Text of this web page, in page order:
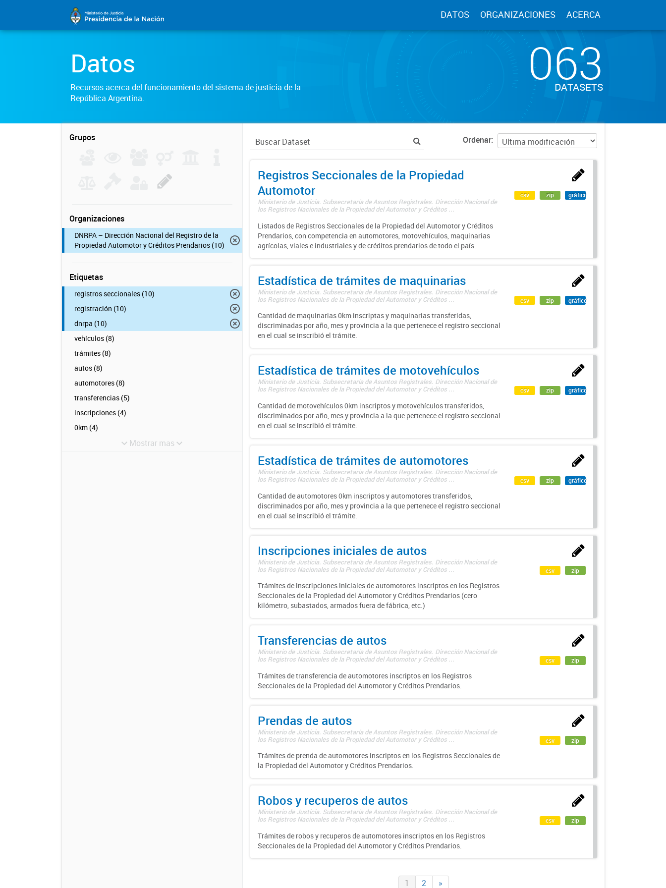
DATOS ORGANIZACIONES ACERCA
Datos
Recursos acerca del funcionamiento del sistema de justicia de la
República Argentina.
063
DATASETS
Grupos
Organizaciones
DNRPA – Dirección Nacional del Registro de la
Propiedad Automotor y Créditos Prendarios (10)
Etiquetas
registros seccionales (10)
registración (10)
dnrpa (10)
vehículos (8)
trámites (8)
autos (8)
automotores (8)
transferencias (5)
inscripciones (4)
0km (4)
Mostrar mas
Ordenar
Registros Seccionales de la Propiedad
Automotor
Ministerio de Justicia. Subsecretaría de Asuntos Registrales. Dirección Nacional de
los Registros Nacionales de la Propiedad del Automotor y Créditos ...
Listados de Registros Seccionales de la Propiedad del Automotor y Créditos
Prendarios, con competencia en automotores, motovehículos, maquinarias
agrícolas, viales e industriales y de créditos prendarios de todo el país.
csv zip gráfico
Estadística de trámites de maquinarias
Ministerio de Justicia. Subsecretaría de Asuntos Registrales. Dirección Nacional de
los Registros Nacionales de la Propiedad del Automotor y Créditos ...
Cantidad de maquinarias 0km inscriptas y maquinarias transferidas,
discriminadas por año, mes y provincia a la que pertenece el registro seccional
en el cual se inscribió el trámite.
csv zip gráfico
Estadística de trámites de motovehículos
Ministerio de Justicia. Subsecretaría de Asuntos Registrales. Dirección Nacional de
los Registros Nacionales de la Propiedad del Automotor y Créditos ...
Cantidad de motovehículos 0km inscriptos y motovehículos transferidos,
discriminados por año, mes y provincia a la que pertenece el registro seccional
en el cual se inscribió el trámite.
csv zip gráfico
Estadística de trámites de automotores
Ministerio de Justicia. Subsecretaría de Asuntos Registrales. Dirección Nacional de
los Registros Nacionales de la Propiedad del Automotor y Créditos ...
Cantidad de automotores 0km inscriptos y automotores transferidos,
discriminados por año, mes y provincia a la que pertenece el registro seccional
en el cual se inscribió el trámite.
csv zip gráfico
Inscripciones iniciales de autos
Ministerio de Justicia. Subsecretaría de Asuntos Registrales. Dirección Nacional de
los Registros Nacionales de la Propiedad del Automotor y Créditos ...
Trámites de inscripciones iniciales de automotores inscriptos en los Registros
Seccionales de la Propiedad del Automotor y Créditos Prendarios (cero
kilómetro, subastados, armados fuera de fábrica, etc.)
csv zip
Transferencias de autos
Ministerio de Justicia. Subsecretaría de Asuntos Registrales. Dirección Nacional de
los Registros Nacionales de la Propiedad del Automotor y Créditos ...
Trámites de transferencia de automotores inscriptos en los Registros
Seccionales de la Propiedad del Automotor y Créditos Prendarios.
csv zip
Prendas de autos
Ministerio de Justicia. Subsecretaría de Asuntos Registrales. Dirección Nacional de
los Registros Nacionales de la Propiedad del Automotor y Créditos ...
Trámites de prenda de automotores inscriptos en los Registros Seccionales de
la Propiedad del Automotor y Créditos Prendarios.
csv zip
Robos y recuperos de autos
Ministerio de Justicia. Subsecretaría de Asuntos Registrales. Dirección Nacional de
los Registros Nacionales de la Propiedad del Automotor y Créditos ...
Trámites de robos y recuperos de automotores inscriptos en los Registros
Seccionales de la Propiedad del Automotor y Créditos Prendarios.
csv zip
1 2 »